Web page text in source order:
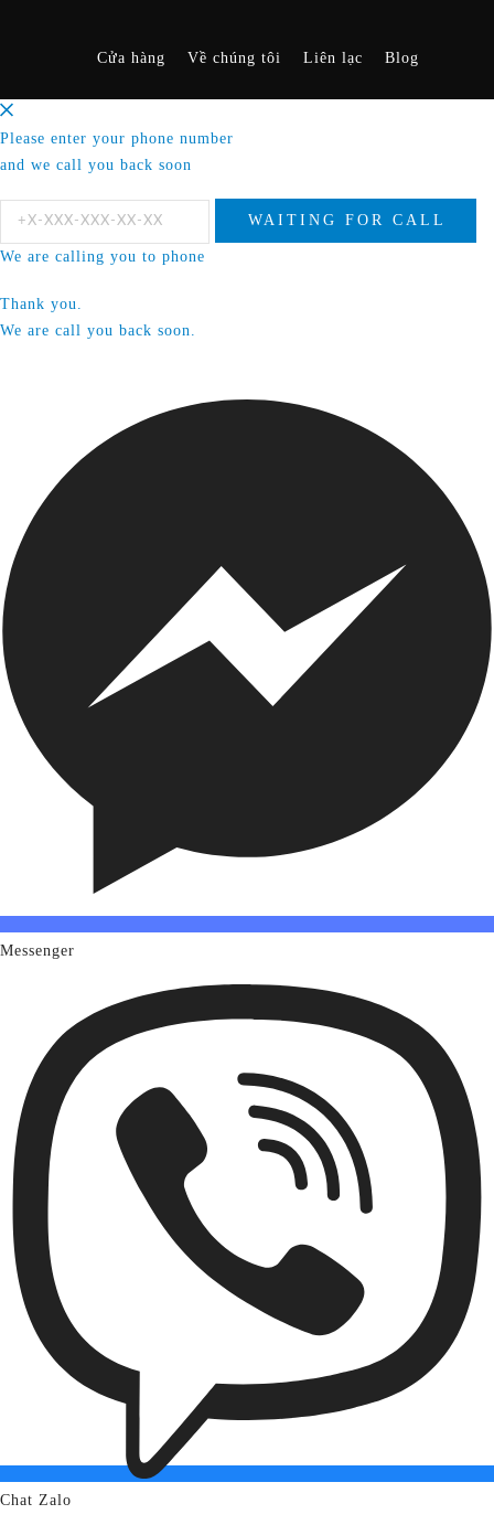
Cửa hàng Về chúng tôi Liên lạc Blog
Please enter your phone number
and we call you back soon
We are calling you to phone
Thank you.
We are call you back soon.
Messenger
Chat Zalo